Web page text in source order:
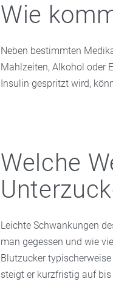
Wie
Neben bestimmten
Mahlzeiten, Alkohol oder
Insulin gespritzt wird,
Welche
Leichte Schwankungen
man gegessen und wie
Blutzucker
steigt er kurzfristig auf